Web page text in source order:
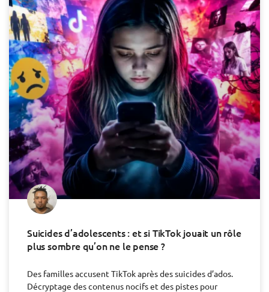
Suicides d’adolescents : et si TikTok jouait un rôle
plus sombre qu’on ne le pense ?
Des familles accusent TikTok après des suicides d’ados.
Décryptage des contenus nocifs et des pistes pour